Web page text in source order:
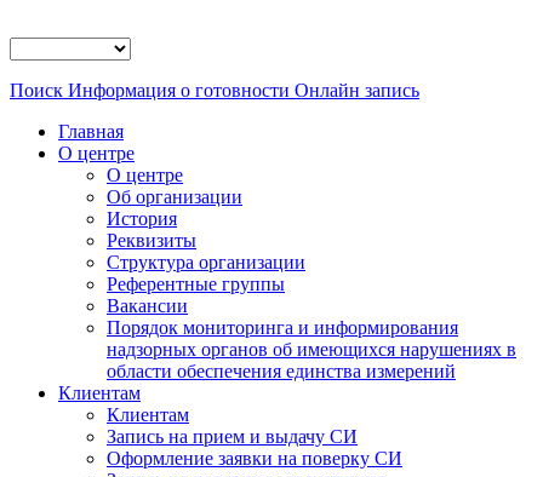
Поиск Информация о готовности Онлайн запись
Главная
О центре
О центре
Об организации
История
Реквизиты
Структура организации
Референтные группы
Вакансии
Порядок мониторинга и информирования
надзорных органов об имеющихся нарушениях в
области обеспечения единства измерений
Клиентам
Клиентам
Запись на прием и выдачу СИ
Оформление заявки на поверку СИ